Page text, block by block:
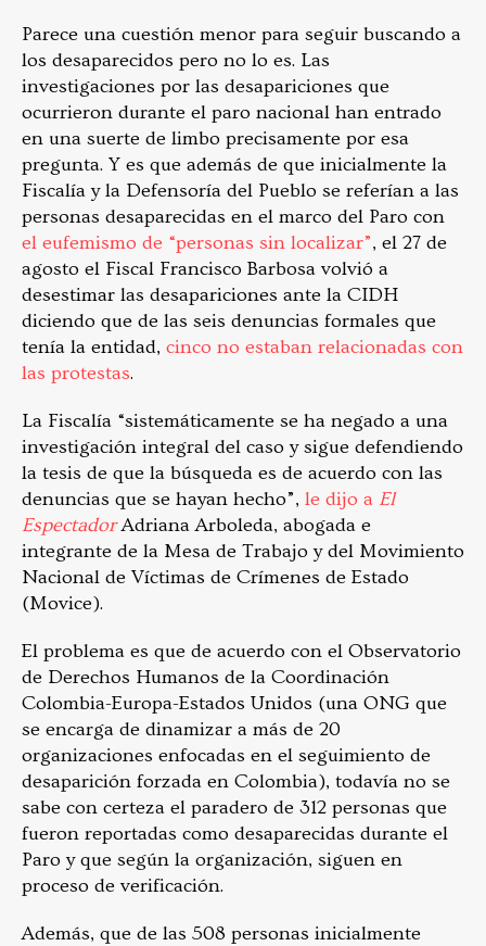
Parece una cuestión menor para seguir buscando a
los desaparecidos pero no lo es. Las
investigaciones por las desapariciones que
ocurrieron durante el paro nacional han entrado
en una suerte de limbo precisamente por esa
pregunta. Y es que además de que inicialmente la
Fiscalía y la Defensoría del Pueblo se referían a las
personas desaparecidas en el marco del Paro con
el eufemismo de “personas sin localizar”, el 27 de
agosto el Fiscal Francisco Barbosa volvió a
desestimar las desapariciones ante la CIDH
diciendo que de las seis denuncias formales que
tenía la entidad, cinco no estaban relacionadas con
las protestas.
La Fiscalía “sistemáticamente se ha negado a una
investigación integral del caso y sigue defendiendo
la tesis de que la búsqueda es de acuerdo con las
denuncias que se hayan hecho”, le dijo a El
EspectadorAdriana Arboleda, abogada e
integrante de la Mesa de Trabajo y del Movimiento
Nacional de Víctimas de Crímenes de Estado
(Movice).
El problema es que de acuerdo con el Observatorio
de Derechos Humanos de la Coordinación
Colombia-Europa-Estados Unidos (una ONG que
se encarga de dinamizar a más de 20
organizaciones enfocadas en el seguimiento de
desaparición forzada en Colombia), todavía no se
sabe con certeza el paradero de 312 personas que
fueron reportadas como desaparecidas durante el
Paro y que según la organización, siguen en
proceso de verificación.
Además, que de las 508 personas inicialmente